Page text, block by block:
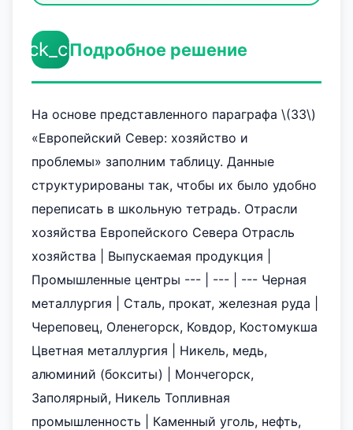
Подробное решение
На основе представленного параграфа \(33\)
«Европейский Север: хозяйство и
проблемы» заполним таблицу. Данные
структурированы так, чтобы их было удобно
переписать в школьную тетрадь. Отрасли
хозяйства Европейского Севера Отрасль
хозяйства | Выпускаемая продукция |
Промышленные центры --- | --- | --- Черная
металлургия | Сталь, прокат, железная руда |
Череповец, Оленегорск, Ковдор, Костомукша
Цветная металлургия | Никель, медь,
алюминий (бокситы) | Мончегорск,
Заполярный, Никель Топливная
промышленность | Каменный уголь, нефть,